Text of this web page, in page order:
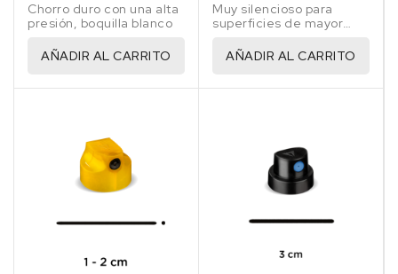
Chorro duro con una alta
presión, boquilla blanco
AÑADIR AL CARRITO
Muy silencioso para
superficies de mayor
blanco/naranja
AÑADIR AL CARRITO